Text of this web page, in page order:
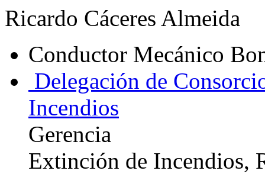
Ricardo Cáceres Almeida
Conductor Mecánico
Delegación de
Incendios
Gerencia
Extinción de Incendios,